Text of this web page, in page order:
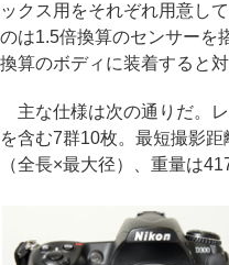
ックス用をそれぞれ用意し
のは1.5倍換算のセンサーを
換算のボディに装着すると
主な仕様は次の通りだ。
を含む7群10枚。最短撮影
（全長×最大径）、重量は